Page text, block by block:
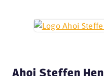
Ahoi Steffen